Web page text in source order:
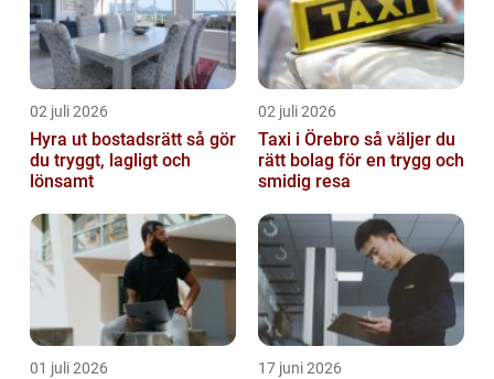
02 juli 2026
Hyra ut bostadsrätt så gör
du tryggt, lagligt och
lönsamt
02 juli 2026
Taxi i Örebro så väljer du
rätt bolag för en trygg och
smidig resa
01 juli 2026 17 juni 2026